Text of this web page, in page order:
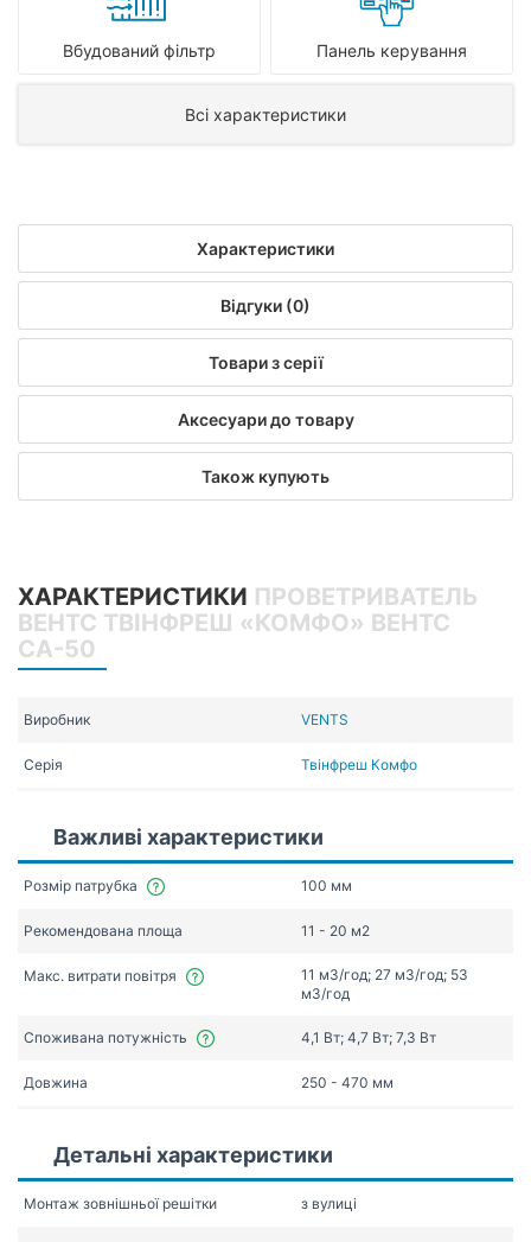
Вбудований фільтр Панель керування
Всі характеристики
Характеристики
Відгуки (0)
Товари з серії
Аксесуари до товару
Також купують
ХАРАКТЕРИСТИКИ ПРОВЕТРИВАТЕЛЬ
ВЕНТС ТВІНФРЕШ «КОМФО» ВЕНТС
СА-50
Виробник VENTS
Серія Твінфреш Комфо
Важливі характеристики
Розмір патрубка 100 мм
Рекомендована площа 11 - 20 м2
Макс. витрати повітря
11 мЗ/год; 27 мЗ/год; 53
мЗ/год
Споживана потужність 4,1 Вт; 4,7 Вт; 7,3 Вт
Довжина 250 - 470 мм
Детальні характеристики
Монтаж зовнішньої решітки з вулиці